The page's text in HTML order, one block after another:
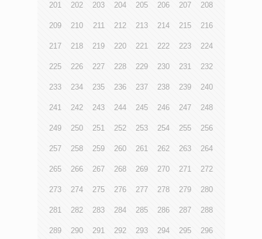
201 202 203 204 205 206 207 208
209 210 211 212 213 214 215 216
217 218 219 220 221 222 223 224
225 226 227 228 229 230 231 232
233 234 235 236 237 238 239 240
241 242 243 244 245 246 247 248
249 250 251 252 253 254 255 256
257 258 259 260 261 262 263 264
265 266 267 268 269 270 271 272
273 274 275 276 277 278 279 280
281 282 283 284 285 286 287 288
289 290 291 292 293 294 295 296